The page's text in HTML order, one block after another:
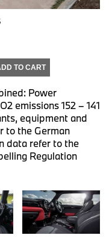
TO CART
Power
emissions 152 – 141
equipment and
to the German
data refer to the
Regulation